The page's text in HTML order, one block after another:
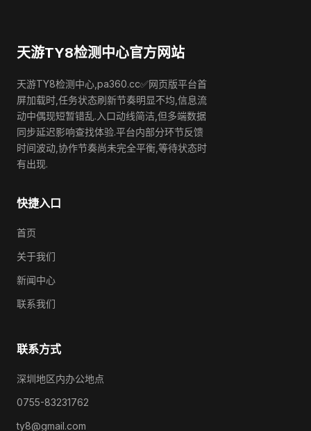
天游TY8检测中心官方网站
天游TY8检测中心,pa360.cc✅网页版平台首
屏加载时,任务状态刷新节奏明显不均,信息流
动中偶现短暂错乱.入口动线简洁,但多端数据
同步延迟影响查找体验.平台内部分环节反馈
时间波动,协作节奏尚未完全平衡,等待状态时
有出现.
快捷入口
首页
关于我们
新闻中心
联系我们
联系方式
深圳地区内办公地点
0755-83231762
ty8@gmail.com